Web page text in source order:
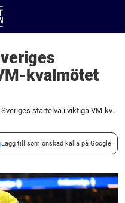
kvalmötet
Uppgifter: Här är Sveriges startelva i viktiga VM-kvalmötet med Frankrike
Lägg till som önskad källa på Google